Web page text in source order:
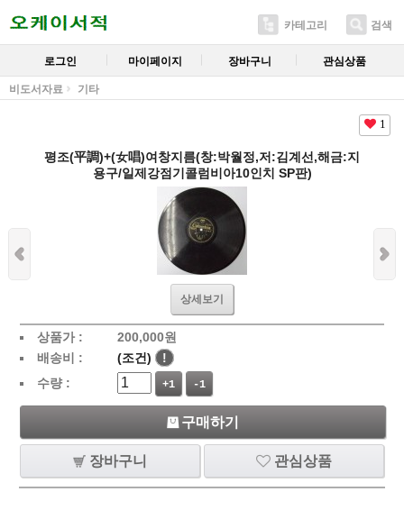
카테고리 검색
로그인 마이페이지 장바구니 관심상품
비도서자료 기타
1
평조(平調)+(女唱)여창지름(창:박월정,저:김계선,해금:지
용구/일제강점기콜럼비아10인치 SP판)
상세보기
상품가 : 200,000원
배송비 :
(조건)
!
수량 :
+1 -1
구매하기
장바구니 관심상품